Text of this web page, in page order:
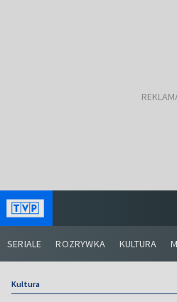
SERIALE ROZRYWKA KULTURA
Kultura